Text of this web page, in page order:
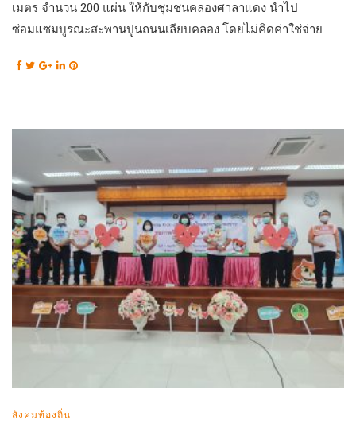
เมตร จำนวน 200 แผ่น ให้กับชุมชนคลองศาลาแดง นำไป
ซ่อมแซมบูรณะสะพานปูนถนนเลียบคลอง โดยไม่คิดค่าใช่จ่าย
สังคมท้องถิ่น